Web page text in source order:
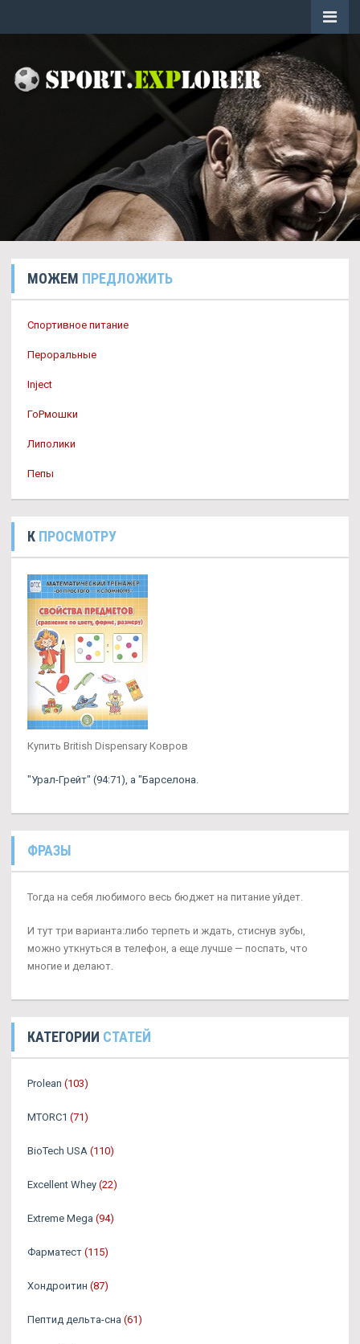
МОЖЕМ ПРЕДЛОЖИТЬ
Спортивное питание
Пероральные
Inject
ГоРмошки
Липолики
Пепы
К ПРОСМОТРУ
Купить British Dispensary Ковров
"Урал-Грейт" (94:71), а "Барселона.
ФРАЗЫ
Тогда на себя любимого весь бюджет на питание уйдет.
И тут три варианта:либо терпеть и ждать, стиснув зубы,
можно уткнуться в телефон, а еще лучше — поспать, что
многие и делают.
КАТЕГОРИИ СТАТЕЙ
Prolean (103)
MTORC1 (71)
BioTech USA (110)
Excellent Whey (22)
Extreme Mega (94)
Фарматест (115)
Хондроитин (87)
Пептид дельта-сна (61)